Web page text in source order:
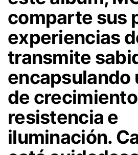
comparte sus
experiencias
transmite
encapsulando
de
resistencia e
iluminación.